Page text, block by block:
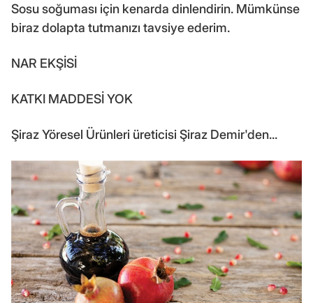
Sosu soğuması için kenarda dinlendirin. Mümkünse
biraz dolapta tutmanızı tavsiye ederim.
NAR EKŞİSİ
KATKI MADDESİ YOK
Şiraz Yöresel Ürünleri üreticisi Şiraz Demir'den...